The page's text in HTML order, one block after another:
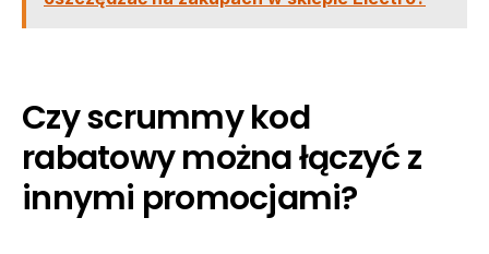
Czy scrummy kod
rabatowy można łączyć z
innymi promocjami?